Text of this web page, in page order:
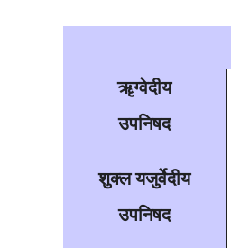
ॠग्वेदीय
उपनिषद
शुक्ल यजुर्वेदीय
उपनिषद